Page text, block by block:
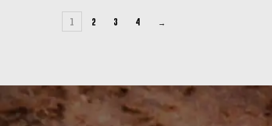
1 2 3 4 →